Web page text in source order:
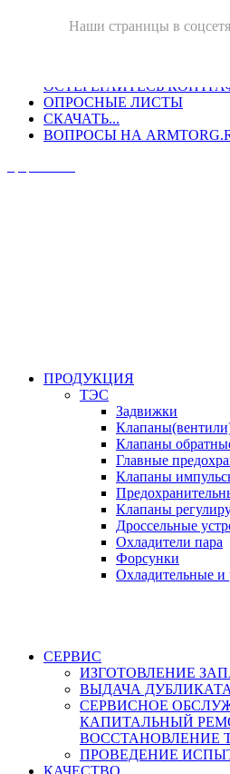
ОСТЕРЕГАЙТЕСЬ
ОПРОСНЫЕ ЛИСТЫ
СКАЧАТЬ...
ВОПРОСЫ НА
ПРОДУКЦИЯ
ТЭС
Задвижки
Клапаны
Главные
Клапаны
Клапаны
Дроссельные
Охладители пара
Форсунки
Охладительные и
СЕРВИС
ИЗГОТОВЛЕНИЕ
ВЫДАЧА
СЕРВИСНОЕ
КАПИТАЛЬНЫЙ
ВОССТАНОВЛЕНИЕ
ПРОВЕДЕНИЕ
КАЧЕСТВО
Наши страницы в